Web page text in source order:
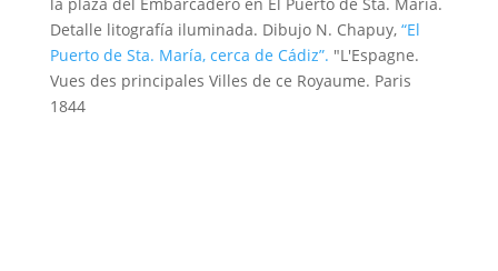
Detalle litografía iluminada. Dibujo N. Chapuy, “El
Puerto de Sta. María, cerca de Cádiz”. "L'Espagne.
Vues des principales Villes de ce Royaume. Paris
1844